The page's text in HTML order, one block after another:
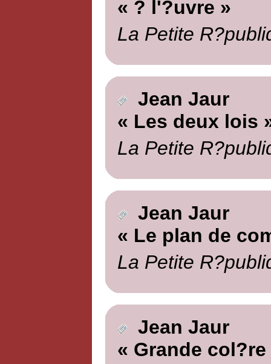
« ? l'?uvre »
La Petite
Jean Jaur
« Les deux lois
La Petite
Jean Jaur
« Le plan de
La Petite
Jean Jaur
« Grande col?re